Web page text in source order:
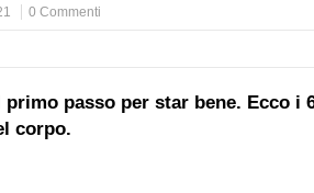
0 Commenti
primo passo per star bene. Ecco
corpo.